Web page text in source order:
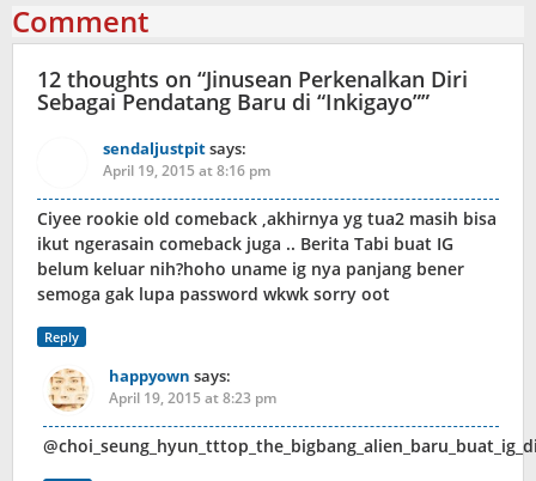
Comment
12 thoughts on “Jinusean Perkenalkan Diri
Sebagai Pendatang Baru di “Inkigayo””
sendaljustpitsays:
April 19, 2015 at 8:16 pm
Ciyee rookie old comeback ,akhirnya yg tua2 masih bisa
ikut ngerasain comeback juga .. Berita Tabi buat IG
belum keluar nih?hoho uname ig nya panjang bener
semoga gak lupa password wkwk sorry oot
Reply
happyown says:
April 19, 2015 at 8:23 pm